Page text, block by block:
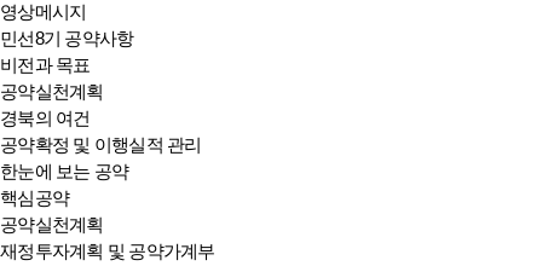
영상메시지
민선8기 공약사항
비전과 목표
공약실천계획
경북의 여건
공약확정 및 이행실적 관리
한눈에 보는 공약
핵심공약
공약실천계획
재정투자계획 및 공약가계부